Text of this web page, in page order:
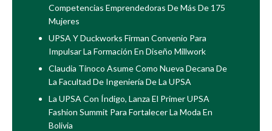
Competencias Emprendedoras De Más De 175
Mujeres
UPSA Y Duckworks Firman Convenio Para
Impulsar La Formación En Diseño Millwork
Claudia Tinoco Asume Como Nueva Decana De
La Facultad De Ingeniería De La UPSA
La UPSA Con Índigo, Lanza El Primer UPSA
Fashion Summit Para Fortalecer La Moda En
Bolivia